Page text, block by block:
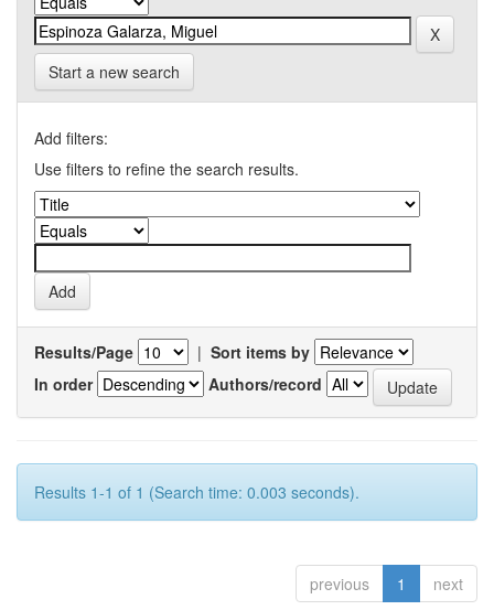
Start a new search
Add filters:
Use filters to refine the search results.
Results/Page | Sort items by
In order
Authors/record
Results 1-1 of 1 (Search time: 0.003 seconds).
previous 1 next